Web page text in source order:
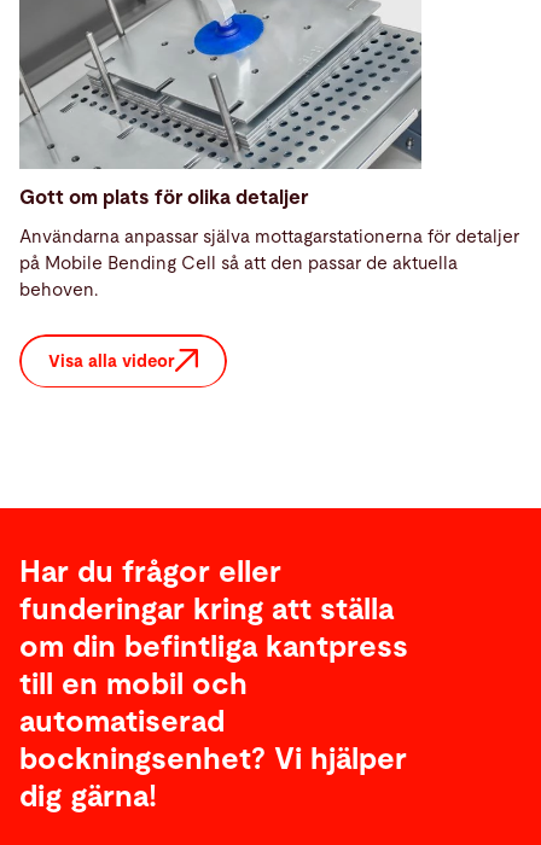
Gott om plats för olika detaljer
Användarna anpassar själva mottagarstationerna för detaljer
på Mobile Bending Cell så att den passar de aktuella
behoven.
Visa alla videor
Har du frågor eller
funderingar kring att ställa
om din befintliga kantpress
till en mobil och
automatiserad
bockningsenhet? Vi hjälper
dig gärna!